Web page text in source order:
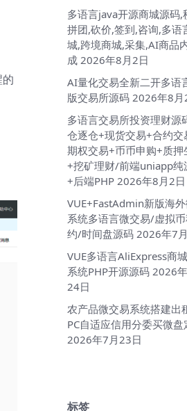
多语言java开源商城源码,
拼团,砍价,签到,咨询,多语
城,跨境商城,采集,AI商品
成 2026年8月2日
AI量化交易全新二开多语
版交易所源码 2026年8月
多语言交易所投资理财源
仓逐仓+现货交易+合约交
期权交易+币币申购+质押
+挖矿理财/前端uniapp纯
+后端PHP 2026年8月2日
VUE+FastAdmin新版海
系统多语言微交易/虚拟
约/时间盘源码 2026年7
VUE多语言AliExpress商
系统PHP开源源码 2026
24日
农产品微交易系统搭建出
PC自适应信用分委买微盘
2026年7月23日
标签